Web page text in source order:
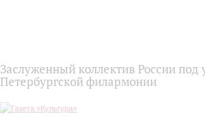
Заслуженный коллектив России
Петербургской филармонии